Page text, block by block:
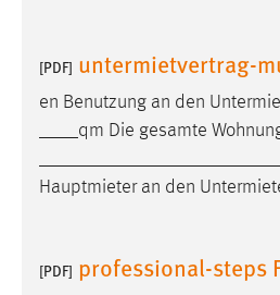
[PDF] untermietvertrag-
en Benutzung an den
____qm Die gesamte
Hauptmieter an den
[PDF] professional-steps
Cookie Laufzeit: 1 Jahr
Performance
Name: staticfilecache